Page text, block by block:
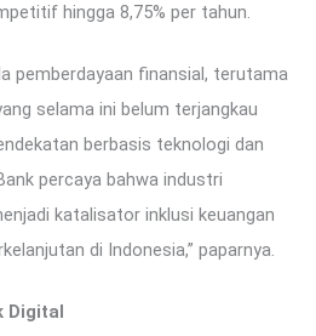
hingga 8,75% per tahun.
pemberdayaan finansial, terutama
selama ini belum terjangkau
berbasis teknologi dan
percaya bahwa industri
katalisator inklusi keuangan
di Indonesia,” paparnya.
Digital